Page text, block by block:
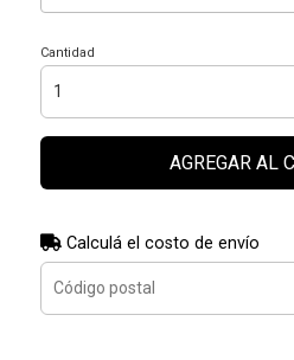
Cantidad
AGREGAR AL
Calculá el costo de envío